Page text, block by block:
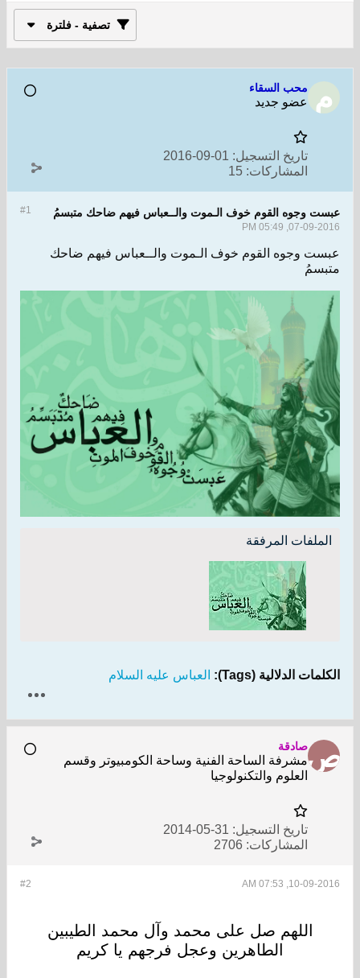
تصفية - فلترة
محب السقاء
عضو جديد
تاريخ التسجيل: 01-09-2016
المشاركات: 15
#1 عبست وجوه القوم خوف الـموت والــعباس فيهم ضاحك متبسمُ
07-09-2016, 05:49 PM
عبست وجوه القوم خوف الـموت والــعباس فيهم ضاحك
متبسمُ
الملفات المرفقة
الكلمات الدلالية (Tags): العباس عليه السلام
صادقة
مشرفة الساحة الفنية وساحة الكومبيوتر وقسم
العلوم والتكنولوجيا
تاريخ التسجيل: 31-05-2014
المشاركات: 2706
#2 10-09-2016, 07:53 AM
اللهم صل على محمد وآل محمد الطيبين
الطاهرين وعجل فرجهم يا كريم